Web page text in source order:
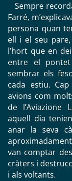
Sempre
Farré,
persona quan
ell i el seu
l’hort que en
entre el
sembrar els
cada estiu.
avions com
de l’Aviazione
aquell dia
anar la seva
van comptar
cràters i
i als voltants.